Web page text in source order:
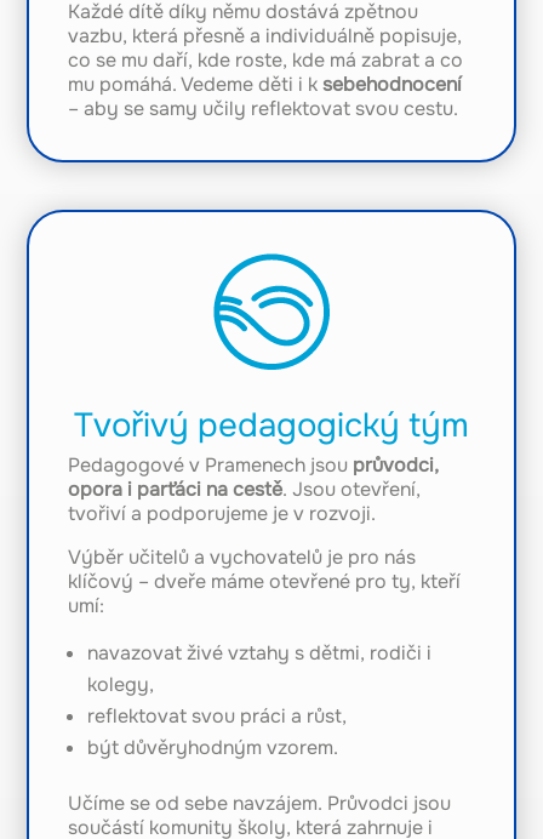
Každé dítě díky němu dostává zpětnou
vazbu, která přesně a individuálně popisuje,
co se mu daří, kde roste, kde má zabrat a co
mu pomáhá. Vedeme děti i ksebehodnocení
– aby se samy učily reflektovat svou cestu.
Tvořivý pedagogický tým
Pedagogové v Pramenech jsou průvodci,
opora i parťáci na cestě. Jsou otevření,
tvořiví a podporujeme je v rozvoji.
Výběr učitelů a vychovatelů je pro nás
klíčový – dveře máme otevřené pro ty, kteří
umí:
navazovat živé vztahy s dětmi, rodiči i
kolegy,
reflektovat svou práci a růst,
být důvěryhodným vzorem.
Učíme se od sebe navzájem. Průvodci jsou
součástí komunity školy, která zahrnuje i